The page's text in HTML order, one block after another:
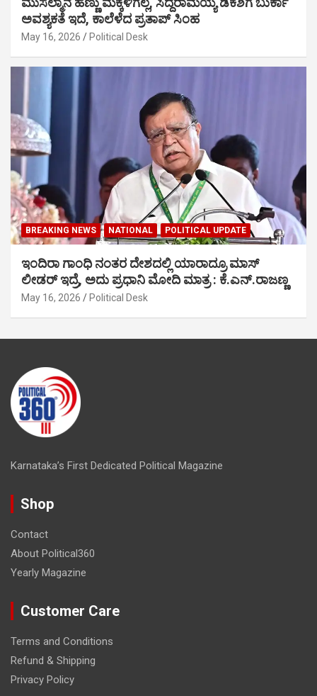
ಅವಶ್ಯಕತೆ ಇದೆ, ಕಾಲೆಳೆದ ಪ್ರತಾಪ್ ಸಿಂಹ
May 16, 2026 Political Desk
BREAKING NEWS NATIONAL POLITICAL UPDATE
ಇಂದಿರಾ ಗಾಂಧಿ ನಂತರ ದೇಶದಲ್ಲಿ ಯಾರಾದ್ರೂ ಮಾಸ್
ಲೀಡರ್ ಇದ್ರೆ, ಅದು ಪ್ರಧಾನಿ ಮೋದಿ ಮಾತ್ರ : ಕೆ.ಎನ್.ರಾಜಣ್ಣ
May 16, 2026 Political Desk
Karnataka’s First Dedicated Political Magazine
Shop
Contact
About Political360
Yearly Magazine
Customer Care
Terms and Conditions
Refund & Shipping
Privacy Policy